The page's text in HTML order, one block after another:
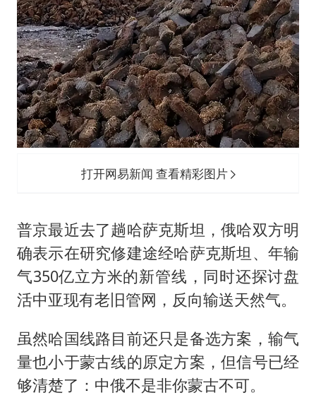
打开网易新闻 查看精彩图片
普京最近去了趟哈萨克斯坦，俄哈双方明
确表示在研究修建途经哈萨克斯坦、年输
气350亿立方米的新管线，同时还探讨盘
活中亚现有老旧管网，反向输送天然气。
虽然哈国线路目前还只是备选方案，输气
量也小于蒙古线的原定方案，但信号已经
够清楚了：中俄不是非你蒙古不可。